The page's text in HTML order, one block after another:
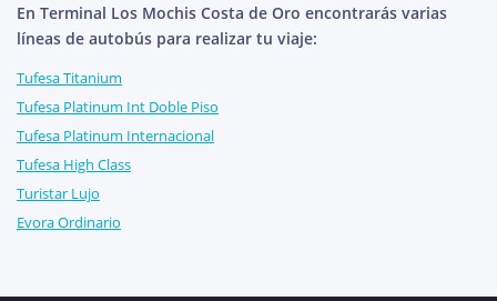
En Terminal Los Mochis Costa de Oro encontrarás varias
líneas de autobús para realizar tu viaje:
Tufesa Titanium
Tufesa Platinum Int Doble Piso
Tufesa Platinum Internacional
Tufesa High Class
Turistar Lujo
Evora Ordinario